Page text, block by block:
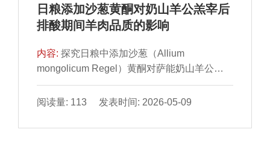
生产向资源高效利用与功能可控方向演进；精
准营养理念的深化则促进未来食品设计从标准
源、新技术与新理念进行归纳与评述，旨在为
食品产业的健康与可持续发展提供一些科学参
考。
日粮添加沙葱黄酮对奶山羊公羔宰后
排酸期间羊肉品质的影响
内容:探究日粮中添加沙葱（Allium
mongolicum Regel）黄酮对萨能奶山羊公羔
宰后排酸期间羊肉品质特性的影响。选取18
只3 月龄健康、体质量相近的奶山羊公羔，随
（AMRF组）（2.8 g/（d·只）沙葱黄酮），饲
阅读量: 113 发表时间: 2026-05-09